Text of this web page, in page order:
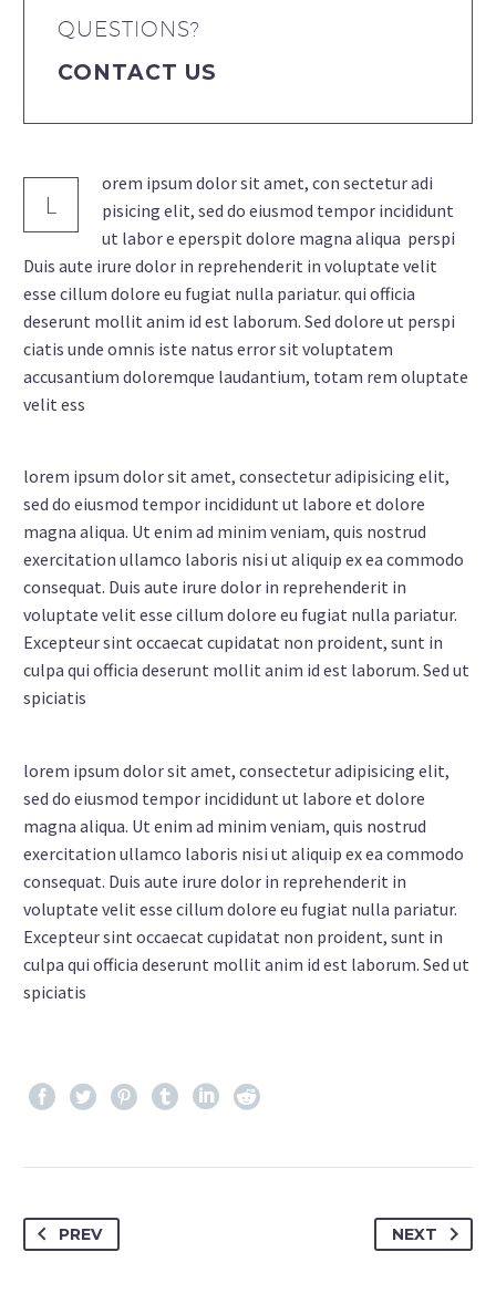
QUESTIONS?
CONTACT US
L
orem ipsum dolor sit amet, con sectetur adi
pisicing elit, sed do eiusmod tempor incididunt
ut labor e eperspit dolore magna aliqua perspi
Duis aute irure dolor in reprehenderit in voluptate velit
esse cillum dolore eu fugiat nulla pariatur. qui officia
deserunt mollit anim id est laborum. Sed dolore ut perspi
ciatis unde omnis iste natus error sit voluptatem
accusantium doloremque laudantium, totam rem oluptate
velit ess
lorem ipsum dolor sit amet, consectetur adipisicing elit,
sed do eiusmod tempor incididunt ut labore et dolore
magna aliqua. Ut enim ad minim veniam, quis nostrud
exercitation ullamco laboris nisi ut aliquip ex ea commodo
consequat. Duis aute irure dolor in reprehenderit in
voluptate velit esse cillum dolore eu fugiat nulla pariatur.
Excepteur sint occaecat cupidatat non proident, sunt in
culpa qui officia deserunt mollit anim id est laborum. Sed ut
spiciatis
lorem ipsum dolor sit amet, consectetur adipisicing elit,
sed do eiusmod tempor incididunt ut labore et dolore
magna aliqua. Ut enim ad minim veniam, quis nostrud
exercitation ullamco laboris nisi ut aliquip ex ea commodo
consequat. Duis aute irure dolor in reprehenderit in
voluptate velit esse cillum dolore eu fugiat nulla pariatur.
Excepteur sint occaecat cupidatat non proident, sunt in
culpa qui officia deserunt mollit anim id est laborum. Sed ut
spiciatis
PREV NEXT